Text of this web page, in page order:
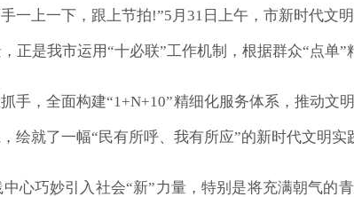
一上一下，跟上节拍!”5月31日上午，市新时代文
正是我市运用“十必联”工作机制，根据群众“点单”
手，全面构建“1+N+10”精细化服务体系，推动文
绘就了一幅“民有所呼、我有所应”的新时代文明实
心巧妙引入社会“新”力量，特别是将充满朝气的